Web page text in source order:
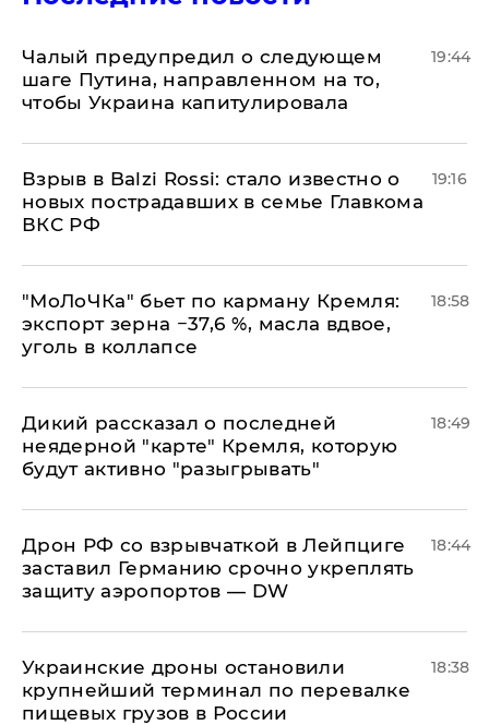
Чалый предупредил о следующем
шаге Путина, направленном на то,
чтобы Украина капитулировала
19:44
Взрыв в Balzi Rossi: стало известно о
новых пострадавших в семье Главкома
ВКС РФ
19:16
​"МоЛоЧКа" бьет по карману Кремля:
экспорт зерна −37,6 %, масла вдвое,
уголь в коллапсе
18:58
Дикий рассказал о последней
неядерной "карте" Кремля, которую
будут активно "разыгрывать"
18:49
​Дрон РФ со взрывчаткой в Лейпциге
заставил Германию срочно укреплять
защиту аэропортов — DW
18:44
Украинские дроны остановили
крупнейший терминал по перевалке
пищевых грузов в России
18:38